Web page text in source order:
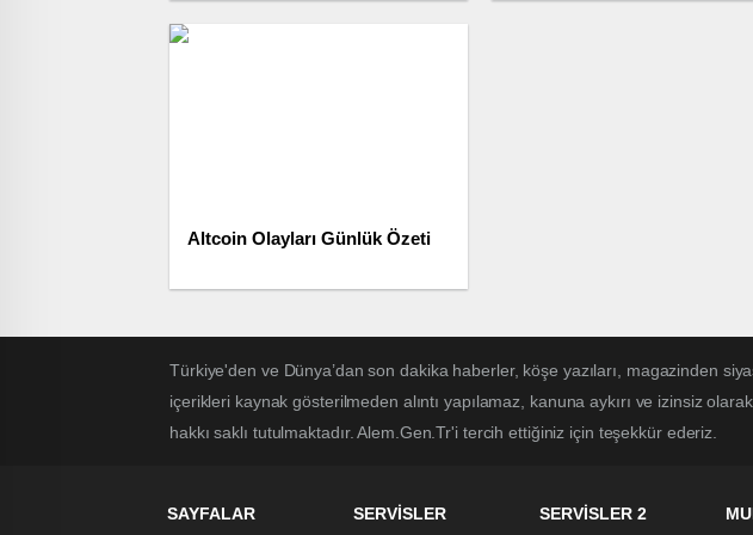
Altcoin Olayları Günlük Özeti
Türkiye'den ve Dünya’dan son dakika haberler, köşe yazıları, magazinden
içerikleri kaynak gösterilmeden alıntı yapılamaz, kanuna aykırı ve izinsiz
hakkı saklı tutulmaktadır. Alem.Gen.Tr'i tercih ettiğiniz için teşekkür ederiz.
SAYFALAR SERVİSLER SERVİSLER 2